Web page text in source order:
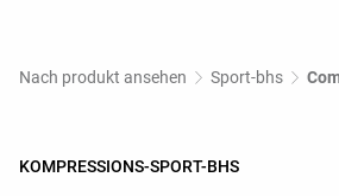
Nach produkt ansehen Sport-bhs
KOMPRESSIONS-SPORT-BHS